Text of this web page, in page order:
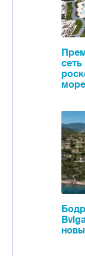
море